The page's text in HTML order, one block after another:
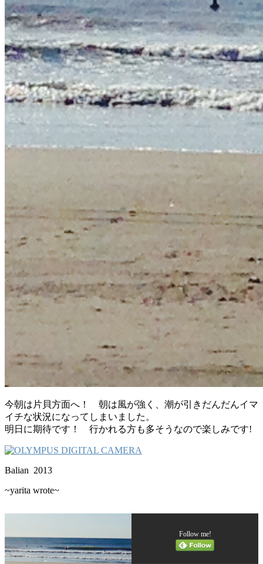
今朝は片貝方面へ！ 朝は風が強く、潮が引きだんだんイマ
イチな状況になってしまいました。
明日に期待です！ 行かれる方も多そうなので楽しみです!
Balian 2013
~yarita wrote~
Follow me!